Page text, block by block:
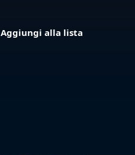
Aggiungi alla lista